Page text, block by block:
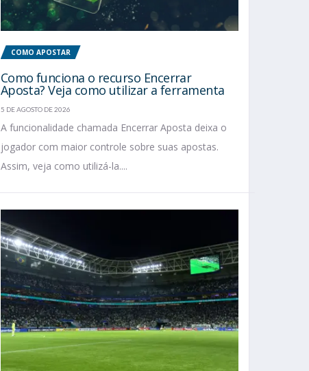
COMO APOSTAR
Como funciona o recurso Encerrar
Aposta? Veja como utilizar a ferramenta
5 DE AGOSTO DE 2026
A funcionalidade chamada Encerrar Aposta deixa o
jogador com maior controle sobre suas apostas.
Assim, veja como utilizá-la....